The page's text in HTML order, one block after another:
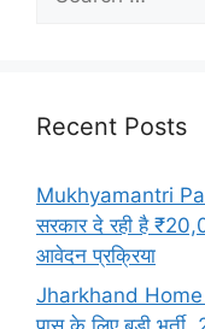
Recent Posts
Mukhyamantri
सरकार दे रही है
आवेदन प्रक्रिया
Jharkhand Home